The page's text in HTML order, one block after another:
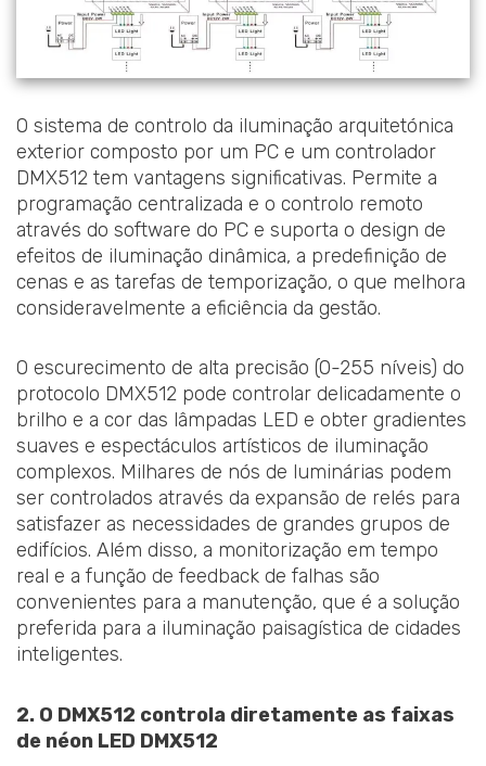
O sistema de controlo da iluminação arquitetónica
exterior composto por um PC e um controlador
DMX512 tem vantagens significativas. Permite a
programação centralizada e o controlo remoto
através do software do PC e suporta o design de
efeitos de iluminação dinâmica, a predefinição de
cenas e as tarefas de temporização, o que melhora
consideravelmente a eficiência da gestão.
O escurecimento de alta precisão (0-255 níveis) do
protocolo DMX512 pode controlar delicadamente o
brilho e a cor das lâmpadas LED e obter gradientes
suaves e espectáculos artísticos de iluminação
complexos. Milhares de nós de luminárias podem
ser controlados através da expansão de relés para
satisfazer as necessidades de grandes grupos de
edifícios. Além disso, a monitorização em tempo
real e a função de feedback de falhas são
convenientes para a manutenção, que é a solução
preferida para a iluminação paisagística de cidades
inteligentes.
2. O DMX512 controla diretamente as faixas
de néon LED DMX512